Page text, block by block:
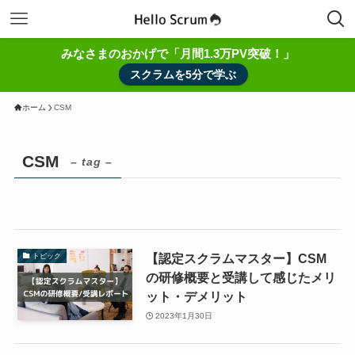
みなさまのおかげで「月間1.3万PV突破！」
スクラムを5分で学ぶ
ホーム CSM
CSM – tag –
トピック
【認定スクラムマスター】CSM
の研修概要と受講して感じたメリ
ット・デメリット
2023年1月30日